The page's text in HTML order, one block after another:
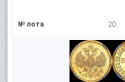
№ лота 20